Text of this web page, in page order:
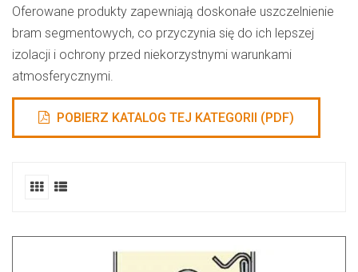
Oferowane produkty zapewniają doskonałe uszczelnienie
bram segmentowych, co przyczynia się do ich lepszej
izolacji i ochrony przed niekorzystnymi warunkami
atmosferycznymi.
POBIERZ KATALOG TEJ KATEGORII (PDF)